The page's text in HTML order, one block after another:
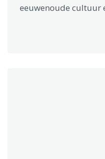
eeuwenoude cultuur